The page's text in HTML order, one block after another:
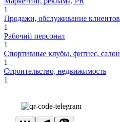
1
Продажи, обслуживание клиентов
1
Рабочий персонал
1
Спортивные клубы, фитнес,
1
Строительство, недвижимость
1